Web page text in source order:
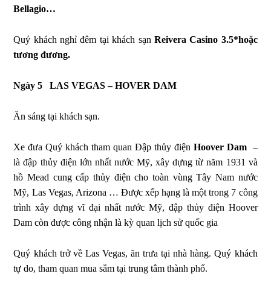
Bellagio…
Quý khách nghỉ đêm tại khách sạn Reivera Casino 3.5*hoặc
tương đương.
Ngày 5LAS VEGAS – HOVER DAM
Ăn sáng tại khách sạn.
Xe đưa Quý khách tham quan Đập thủy điện Hoover Dam–
là đập thủy điện lớn nhất nước Mỹ, xây dựng từ năm 1931 và
hồ Mead cung cấp thủy điện cho toàn vùng Tây Nam nước
Mỹ, Las Vegas, Arizona … Được xếp hạng là một trong 7 công
trình xây dựng vĩ đại nhất nước Mỹ, đập thủy điện Hoover
Dam còn được công nhận là kỳ quan lịch sử quốc gia
Quý khách trở về Las Vegas, ăn trưa tại nhà hàng. Quý khách
tự do, tham quan mua sắm tại trung tâm thành phố.